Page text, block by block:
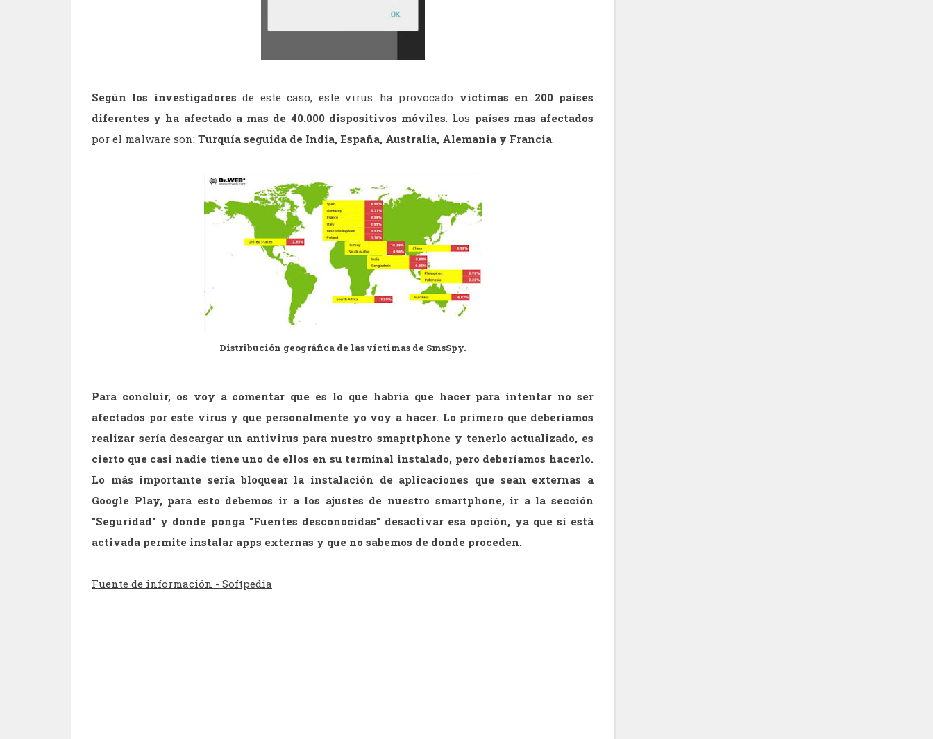
Según los investigadores de este caso, este virus ha provocado víctimas en 200 países
diferentes y ha afectado a mas de 40.000 dispositivos móviles. Los países mas afectados
por el malware son: Turquía seguida de India, España, Australia, Alemania y Francia.
Distribución geográfica de las víctimas de SmsSpy.
Para concluir, os voy a comentar que es lo que habría que hacer para intentar no ser
afectados por este virus y que personalmente yo voy a hacer. Lo primero que deberíamos
realizar sería descargar un antivirus para nuestro smaprtphone y tenerlo actualizado, es
cierto que casi nadie tiene uno de ellos en su terminal instalado, pero deberíamos hacerlo.
Lo más importante sería bloquear la instalación de aplicaciones que sean externas a
Google Play, para esto debemos ir a los ajustes de nuestro smartphone, ir a la sección
"Seguridad" y donde ponga "Fuentes desconocidas" desactivar esa opción, ya que si está
activada permite instalar apps externas y que no sabemos de donde proceden.
Fuente de información - Softpedia